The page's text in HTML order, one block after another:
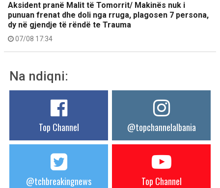
Aksident pranë Malit të Tomorrit/ Makinës nuk i
punuan frenat dhe doli nga rruga, plagosen 7 persona,
dy në gjendje të rëndë te Trauma
07/08 17:34
Na ndiqni:
Top Channel @topchannelalbania
@tchbreakingnews Top Channel